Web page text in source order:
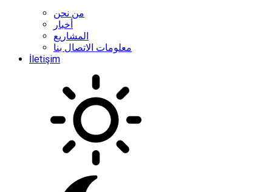
من نحن
أخبار
المشاريع
معلومات الاتصال بنا
İletişim